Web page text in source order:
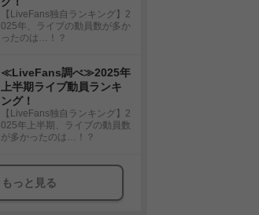
【LiveFans独自ランキング】2
025年、ライブの動員数が多か
ったのは…！？
≪LiveFans調べ≫2025年
上半期ライブ動員ランキ
ング！
【LiveFans独自ランキング】2
025年上半期、ライブの動員数
が多かったのは…！？
もっと見る